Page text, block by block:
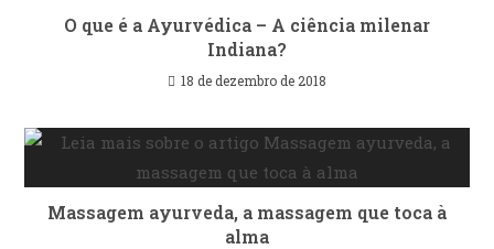
O que é a Ayurvédica – A ciência milenar
Indiana?
18 de dezembro de 2018
Massagem ayurveda, a massagem que toca à
alma